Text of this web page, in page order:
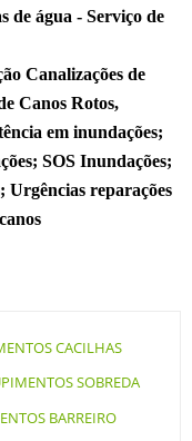
de água - Serviço de
Canalizações de
Canos Rotos,
em inundações;
SOS Inundações;
Urgências reparações
CACILHAS
SOBREDA
BARREIRO